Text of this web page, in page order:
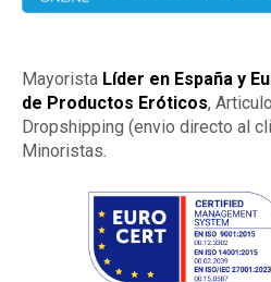
Mayorista Líder en España y
de Productos Eróticos,
Dropshipping (envio directo al
Minoristas.